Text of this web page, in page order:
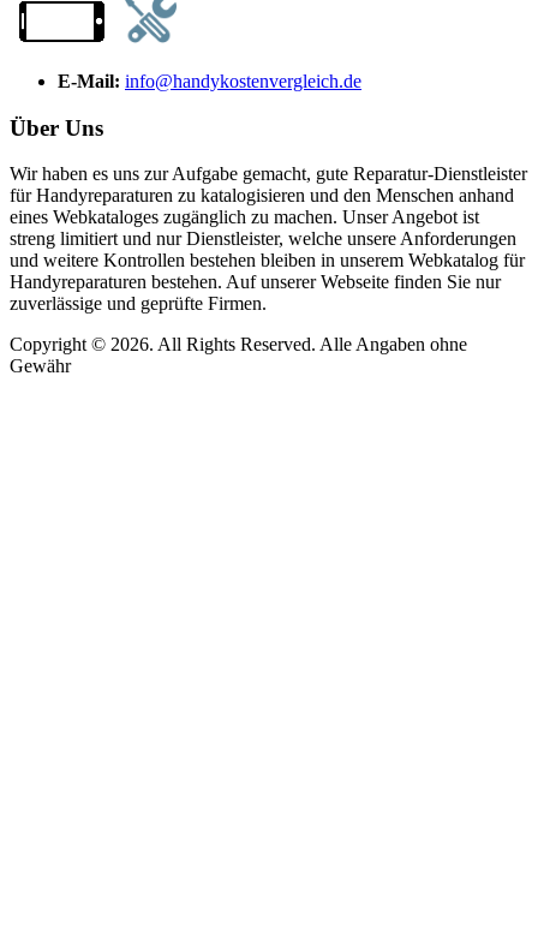
E-Mail: info@handykostenvergleich.de
Über Uns
Wir haben es uns zur Aufgabe gemacht, gute Reparatur-Dienstleister
für Handyreparaturen zu katalogisieren und den Menschen anhand
eines Webkataloges zugänglich zu machen. Unser Angebot ist
streng limitiert und nur Dienstleister, welche unsere Anforderungen
und weitere Kontrollen bestehen bleiben in unserem Webkatalog für
Handyreparaturen bestehen. Auf unserer Webseite finden Sie nur
zuverlässige und geprüfte Firmen.
Copyright © 2026. All Rights Reserved. Alle Angaben ohne
Gewähr